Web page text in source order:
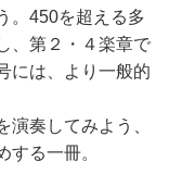
。450を超える多
、第２・４楽章で
には、より一般的
奏してみよう、
る一冊。